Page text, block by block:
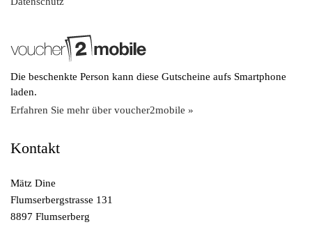
Die beschenkte Person kann diese Gutscheine aufs Smartphone
laden.
Erfahren Sie mehr über voucher2mobile »
Kontakt
Mätz Dine
Flumserbergstrasse 131
8897 Flumserberg